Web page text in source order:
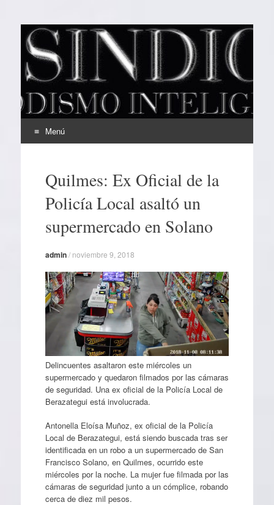
EL SINDICAL
Periodismo Inteligente
Menú
contenidoQuilmes: Ex Oficial de la
Policía Local asaltó un
supermercado en Solano
admin/ noviembre 9, 2018
Delincuentes asaltaron este miércoles un
supermercado y quedaron filmados por las cámaras
de seguridad. Una ex oficial de la Policía Local de
Berazategui está involucrada.
Antonella Eloísa Muñoz, ex oficial de la Policía
Local de Berazategui, está siendo buscada tras ser
identificada en un robo a un supermercado de San
Francisco Solano, en Quilmes, ocurrido este
miércoles por la noche. La mujer fue filmada por las
cámaras de seguridad junto a un cómplice, robando
cerca de diez mil pesos.